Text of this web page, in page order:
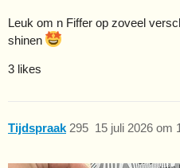
Leuk om n Fiffer op zoveel
shinen
3 likes
Tijdspraak 15 juli 2026 om
295